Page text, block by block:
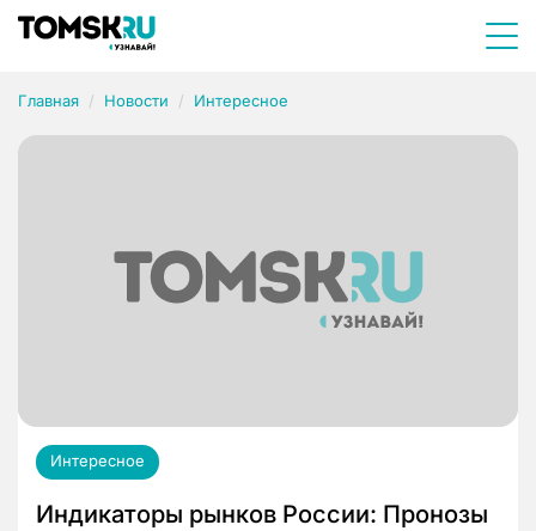
Главная Новости Интересное
Интересное
Индикаторы рынков России: Пронозы